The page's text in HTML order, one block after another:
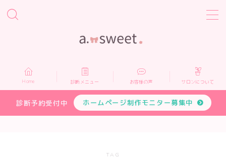
Home
診断メニュー
Home 診断メニュー お客様の声 サロンについて
診断予約受付中 ホームページ制作モニター募集中
TAG